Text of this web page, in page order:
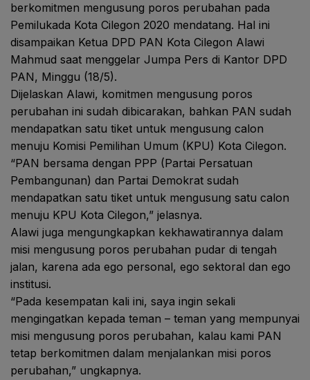
berkomitmen mengusung poros perubahan pada
Pemilukada Kota Cilegon 2020 mendatang. Hal ini
disampaikan Ketua DPD PAN Kota Cilegon Alawi
Mahmud saat menggelar Jumpa Pers di Kantor DPD
PAN, Minggu (18/5).
Dijelaskan Alawi, komitmen mengusung poros
perubahan ini sudah dibicarakan, bahkan PAN sudah
mendapatkan satu tiket untuk mengusung calon
menuju Komisi Pemilihan Umum (KPU) Kota Cilegon.
“PAN bersama dengan PPP (Partai Persatuan
Pembangunan) dan Partai Demokrat sudah
mendapatkan satu tiket untuk mengusung satu calon
menuju KPU Kota Cilegon,” jelasnya.
Alawi juga mengungkapkan kekhawatirannya dalam
misi mengusung poros perubahan pudar di tengah
jalan, karena ada ego personal, ego sektoral dan ego
institusi.
“Pada kesempatan kali ini, saya ingin sekali
mengingatkan kepada teman – teman yang mempunyai
misi mengusung poros perubahan, kalau kami PAN
tetap berkomitmen dalam menjalankan misi poros
perubahan,” ungkapnya.